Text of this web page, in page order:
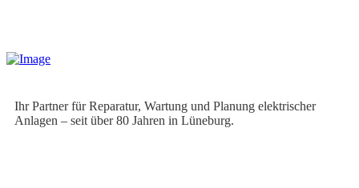
Ihr Partner für Reparatur, Wartung und Planung elektrischer
Anlagen – seit über 80 Jahren in Lüneburg.